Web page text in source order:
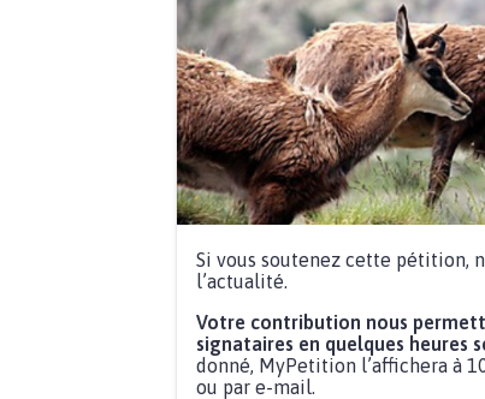
Si vous soutenez cette pétition,
l’actualité.
Votre contribution nous
signataires en quelques heures
donné, MyPetition l’affichera à
ou par e-mail.